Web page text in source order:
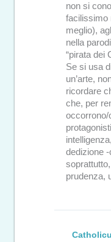
non si
facilissimo
meglio),
nella
“pirata dei
Se si usa
un’arte,
ricordare
che, per
occorrono/
dedizione
prudenza,